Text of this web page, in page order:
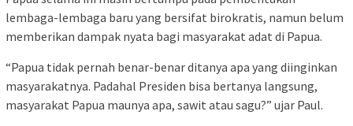
lembaga-lembaga baru yang bersifat birokratis, namun belum
memberikan dampak nyata bagi masyarakat adat di Papua.
“Papua tidak pernah benar-benar ditanya apa yang diinginkan
masyarakatnya. Padahal Presiden bisa bertanya langsung,
masyarakat Papua maunya apa, sawit atau sagu?” ujar Paul.